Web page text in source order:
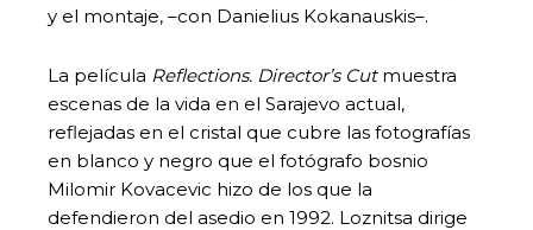
y el montaje, –con Danielius Kokanauskis–.
La película Reflections. Director’s Cutmuestra
escenas de la vida en el Sarajevo actual,
reflejadas en el cristal que cubre las fotografías
en blanco y negro que el fotógrafo bosnio
Milomir Kovacevic hizo de los que la
defendieron del asedio en 1992. Loznitsa dirige